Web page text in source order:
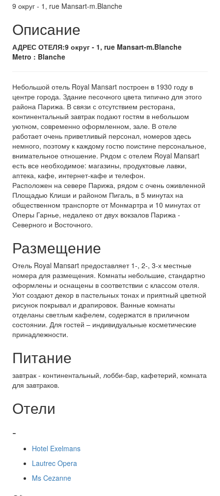
9 округ - 1, rue Mansart-m.Blanche
Описание
АДРЕС ОТЕЛЯ:9 округ - 1, rue Mansart-m.Blanche
Metro : Blanche
Небольшой отель Royal Mansart построен в 1930 году в
центре города. Здание песочного цвета типично для этого
района Парижа. В связи с отсутствием ресторана,
континентальный завтрак подают гостям в небольшом
уютном, современно оформленном, зале. В отеле
работает очень приветливый персонал, номеров здесь
немного, поэтому к каждому гостю поистине персональное,
внимательное отношение. Рядом с отелем Royal Mansart
есть все необходимое: магазины, продуктовые лавки,
аптека, кафе, интернет-кафе и телефон.
Расположен на севере Парижа, рядом с очень оживленной
Площадью Клиши и районом Пигаль, в 5 минутах на
общественном транспорте от Монмартра и 10 минутах от
Оперы Гарнье, недалеко от двух вокзалов Парижа -
Северного и Восточного.
Размещение
Отель Royal Mansart предоставляет 1-, 2-, 3-х местные
номера для размещения. Комнаты небольшие, стандартно
оформлены и оснащены в соответствии с классом отеля.
Уют создают декор в пастельных тонах и приятный цветной
рисунок покрывал и драпировок. Ванные комнаты
отделаны светлым кафелем, содержатся в приличном
состоянии. Для гостей – индивидуальные косметические
принадлежности.
Питание
завтрак - континентальный, лобби-бар, кафетерий, комната
для завтраков.
Отели
-
Hotel Exelmans
Lautrec Opera
Ms Cezanne